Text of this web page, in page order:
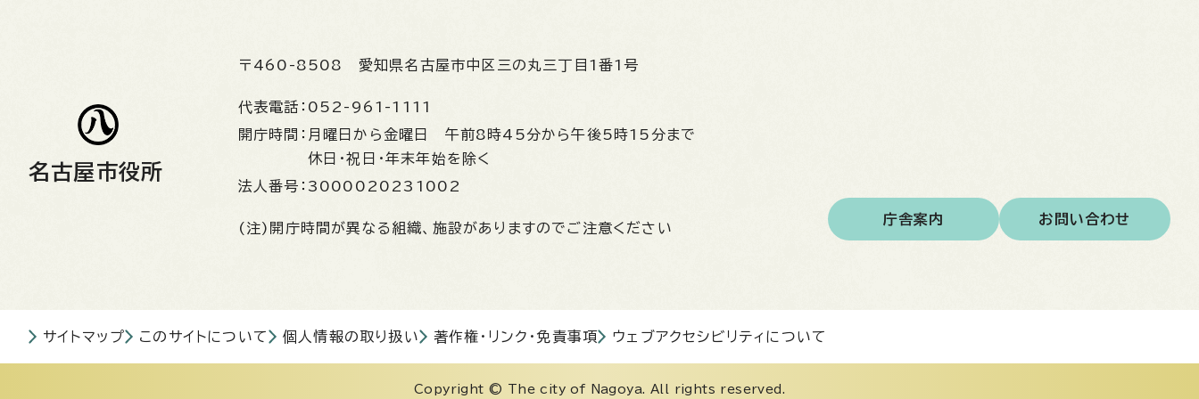
名古屋市役所
〒460-8508 愛知県名古屋市中区三の丸三丁目1番1号
代表電話： 052-961-1111
開庁時間： 月曜日から金曜日 午前8時45分から午後5時15分まで
休日・祝日・年末年始を除く
法人番号： 3000020231002
(注)開庁時間が異なる組織、施設がありますのでご注意ください
庁舎案内 お問い合わせ
サイトマップ このサイトについて 個人情報の取り扱い 著作権・リンク・免責事項 ウェブアクセシビリティについて
Copyright © The city of Nagoya. All rights reserved.